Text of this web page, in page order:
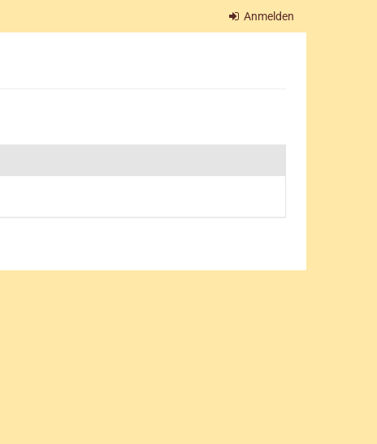
Anmelden